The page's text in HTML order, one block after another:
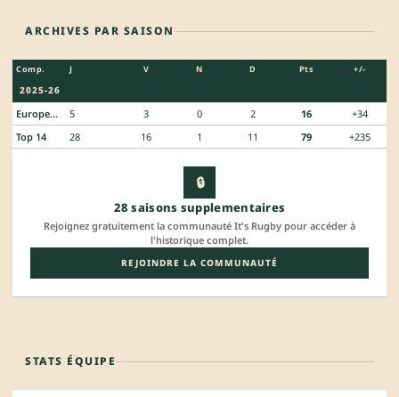
ARCHIVES PAR SAISON
Comp. J V N D Pts +/-
2025-26
European Rugby Challenge Cup 5 3 0 2 16
+34
Top 14
28 16 1 11 79 +235
🔒
28 saisons supplementaires
Rejoignez gratuitement la communauté It's Rugby pour accéder à
l'historique complet.
REJOINDRE LA COMMUNAUTÉ
STATS ÉQUIPE